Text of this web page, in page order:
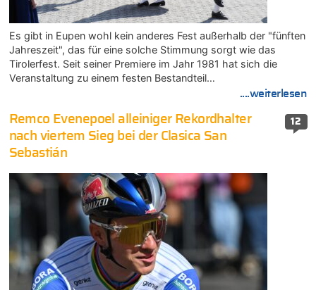
Es gibt in Eupen wohl kein anderes Fest außerhalb der "fünften
Jahreszeit", das für eine solche Stimmung sorgt wie das
Tirolerfest. Seit seiner Premiere im Jahr 1981 hat sich die
Veranstaltung zu einem festen Bestandteil…
....weiterlesen
12
Remco Evenepoel alleiniger Rekordhalter
nach viertem Sieg bei der Clasica San
Sebastián